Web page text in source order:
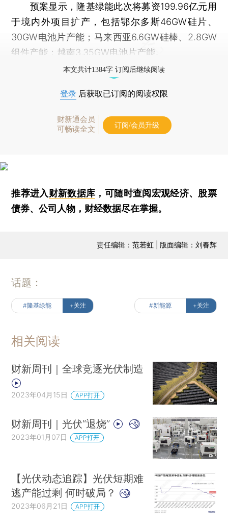
预案显示，隆基绿能此次将募资199.96亿元用
于境内外项目扩产，包括鄂尔多斯46GW硅片、
30GW电池片产能；马来西亚6.6GW硅棒、2.8GW
组件产能；越南3.35GW电池片产能。
本文共计1384字 订阅后继续阅读
登录 后获取已订阅的阅读权限
财新通会员
可畅读全文
订阅/会员升级
推荐进入财新数据库 ，可随时查阅宏观经济、股票
债券、公司人物，财经数据尽在掌握。
责任编辑：范若虹 | 版面编辑：刘春辉
话题：
#隆基绿能 +关注 #新能源 +关注
相关阅读
财新周刊｜全球竞逐光伏制造
2023年04月15日 APP打开
财新周刊｜光伏“退烧”
2023年01月07日 APP打开
【光伏动态追踪】光伏短期难
逃产能过剩 何时破局？
2023年06月21日 APP打开